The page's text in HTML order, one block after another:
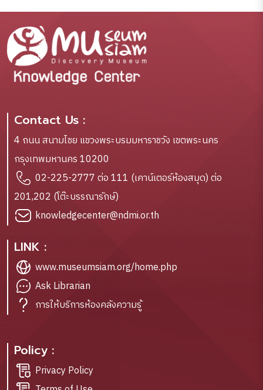
Contact Us :
4 ถนน สนามไชย แขวงพระบรมมหาราชวัง เขตพระนคร
กรุงเทพมหานคร 10200
02-225-2777 ต่อ 111 (เคาน์เตอร์ห้องสมุด) ต่อ
201,202 (โต๊ะบรรณารักษ์)
knowledgecenter@ndmi.or.th
LINK :
www.museumsiam.org/home.php
Ask Librarian
การให้บริการห้องคลังความรู้
Policy :
Privacy Policy